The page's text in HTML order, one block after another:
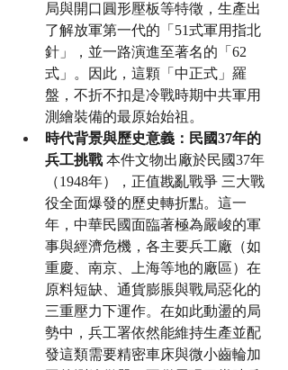
局與開口圓形壓板等特徵，生產出
了解放軍第一代的「51式軍用指北
針」，並一路演進至著名的「62
式」。因此，這顆「中正式」羅
盤，不折不扣是冷戰時期中共軍用
測繪裝備的最原始始祖。
時代背景與歷史意義：民國37年的
兵工挑戰 本件文物出廠於民國37年
（1948年），正值戡亂戰爭 三大戰
役全面爆發的歷史轉折點。這一
年，中華民國面臨著極為嚴峻的軍
事與經濟危機，各主要兵工廠（如
重慶、南京、上海等地的廠區）在
原料短缺、通貨膨脹與戰局惡化的
三重壓力下運作。在如此動盪的局
勢中，兵工署依然能維持生產並配
發這類需要精密車床與微小齒輪加